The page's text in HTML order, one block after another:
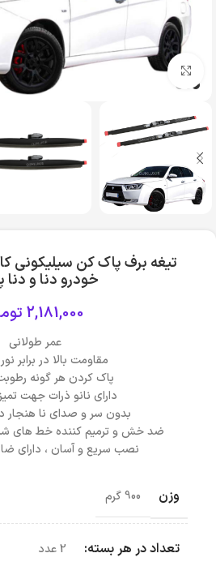
بزرگنمایی تصویر
تیغه برف پاک کن سیلیکونی
خودرو دنا و
2,181,000
عمر طولانی
مقاومت بالا در برابر
پاک کردن هر گونه
دارای نانو ذرات جهت
بدون سر و صدای نا هنجار
ضد خش و ترمیم کننده خط های
نصب سریع و آسان ، دارای
وزن 900 گرم
تعداد در هر بسته: 2 عدد